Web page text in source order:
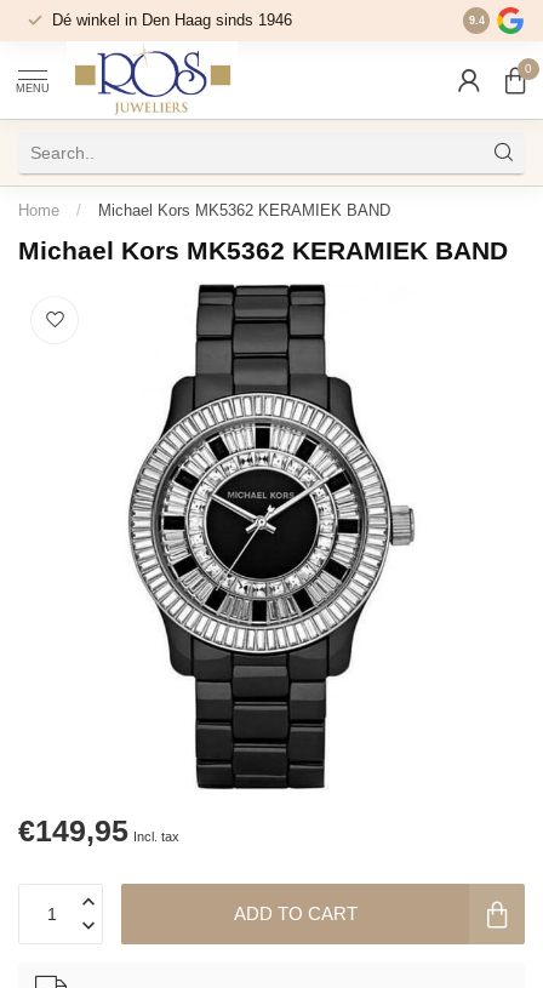
Dé winkel in Den Haag sinds 1946 9.4
MENU
0
Home / Michael Kors MK5362 KERAMIEK BAND
Michael Kors MK5362 KERAMIEK BAND
€149,95 Incl. tax
ADD TO CART